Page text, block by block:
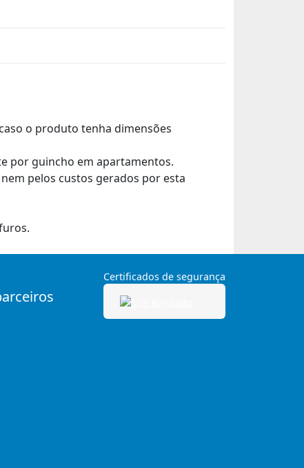
o produto tenha dimensões
por guincho em apartamentos.
pelos custos gerados por esta
Certificados de segurança